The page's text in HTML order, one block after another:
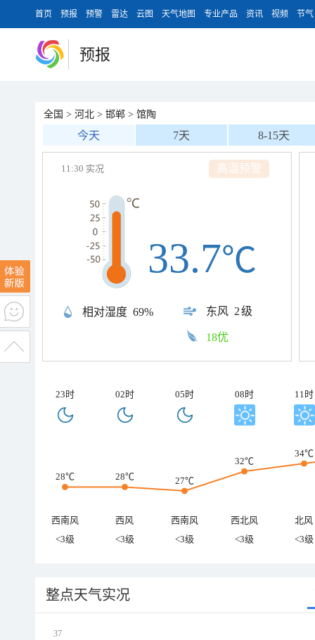
首页 预报 预警 雷达 云图 天气地图 专业产品 资讯 视频 节气
预报
全国 > 河北 > 邯郸 > 馆陶
今天 7天 8-15天
高温预警
11:30 实况
相对湿度 69% 东风 2级
33.7℃
18优
23时 02时 05时 08时 11时
28℃ 28℃ 27℃
32℃
34℃
西南风 西风 西南风 西北风
北风
<3级
<3级 <3级 <3级 <3级
整点天气实况
37